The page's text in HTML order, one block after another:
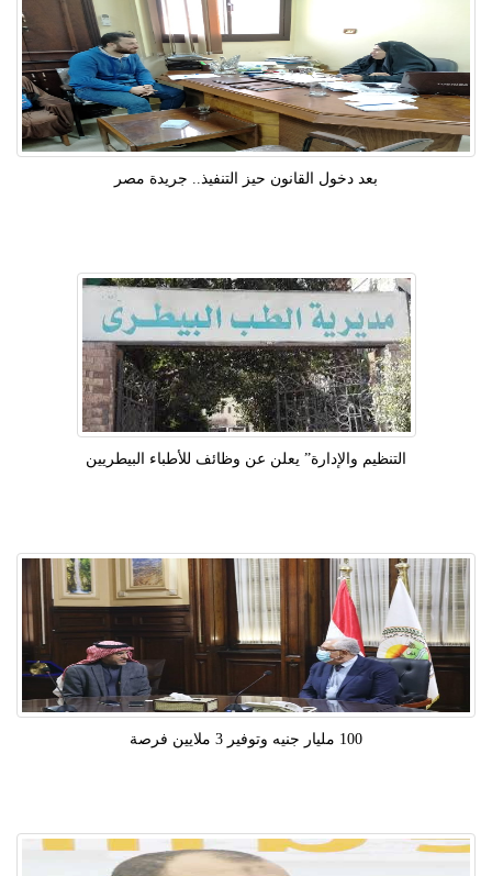
بعد دخول القانون حيز التنفيذ.. جريدة مصر
التنظيم والإدارة” يعلن عن وظائف للأطباء البيطريين
100 مليار جنيه وتوفير 3 ملايين فرصة